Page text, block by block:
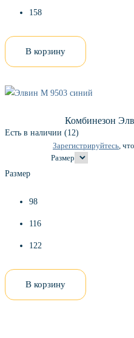
158
В корзину
Комбинезон
Есть в наличии (12)
Зарегистрируйтесь,
Размер
Размер
98
116
122
В корзину